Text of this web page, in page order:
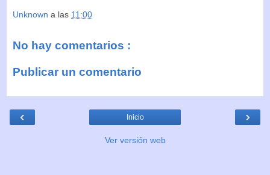
Unknown a las 11:00
No hay comentarios :
Publicar un comentario
‹ ›
Inicio
Ver versión web